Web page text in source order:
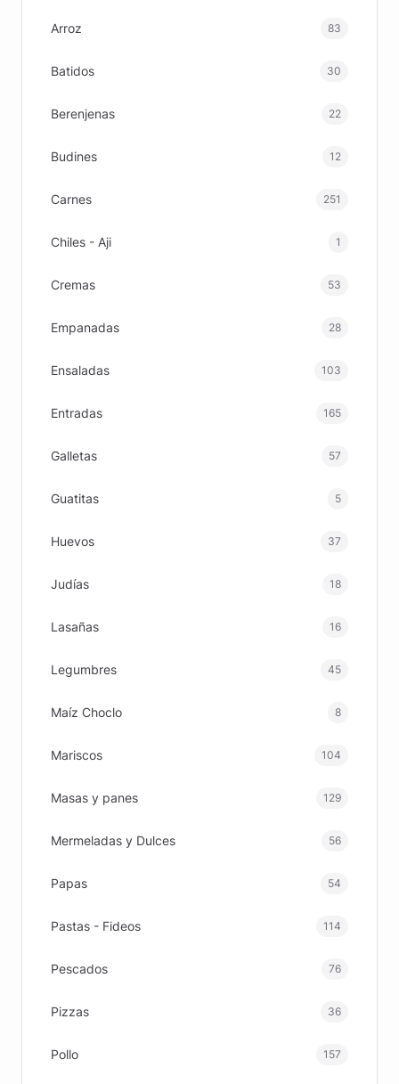
Arroz 83
Batidos 30
Berenjenas 22
Budines 12
Carnes 251
Chiles - Aji 1
Cremas 53
Empanadas 28
Ensaladas 103
Entradas 165
Galletas 57
Guatitas 5
Huevos 37
Judías 18
Lasañas 16
Legumbres 45
Maíz Choclo 8
Mariscos 104
Masas y panes 129
Mermeladas y Dulces 56
Papas 54
Pastas - Fideos 114
Pescados 76
Pizzas 36
Pollo 157